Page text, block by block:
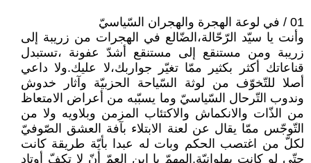
01 / في لوعة الهجرة والهجران السّياسيّ
وأنت يا سيّد الرّحّالة،الضّالع في الهجرات من زريبة إلى
زريبة ومن مستنقع إلى مستنقع أشدّ عفونة ،تستبدل
قناعاتك أكثر بكثير ممّا تغيّر جواربك،لا عليك.ولا داعي
أصلا للتّخوّف من لوثة السّياحة الحزبيّة وآثار خدوش
وندوب التّرحال السّياسيّ وما يسبّبه من أعراض الامتعاظ
من الذّات والانكماش والاكتئاب المزمن وبلاويه ولا من
التّوجّس ممّا يقال عن لعنة الابتلاء بآفة العشق الصّوفيّ
لكلّ من اغتصب الحكم وبات له عبدا بأيّة طريقة كانت
حتّى لو كانت بهلوانيّة.المهمّ يا ابن العمّ أنّ لا تكفّ أوتاد